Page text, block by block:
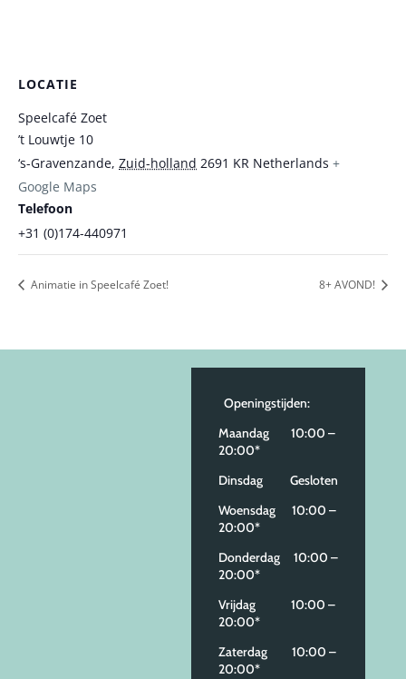
LOCATIE
Speelcafé Zoet
’t Louwtje 10
‘s-Gravenzande, Zuid-holland 2691 KR Netherlands +
Google Maps
Telefoon
+31 (0)174-440971
Animatie in Speelcafé Zoet! 8+ AVOND!
Openingstijden:
Maandag 10:00 –
20:00*
Dinsdag Gesloten
Woensdag 10:00 –
20:00*
Donderdag 10:00 –
20:00*
Vrijdag 10:00 –
20:00*
Zaterdag 10:00 –
20:00*